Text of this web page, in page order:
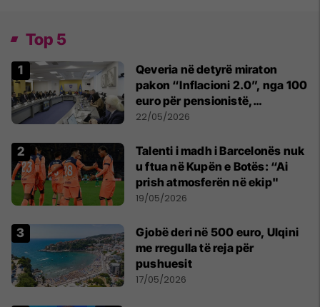
Top 5
Qeveria në detyrë miraton
pakon “Inflacioni 2.0”, nga 100
euro për pensionistë,
punëtorët privat, fëmijë dhe
22/05/2026
Talenti i madh i Barcelonës nuk
u ftua në Kupën e Botës: “Ai
prish atmosferën në ekip"
19/05/2026
Gjobë deri në 500 euro, Ulqini
me rregulla të reja për
pushuesit
17/05/2026